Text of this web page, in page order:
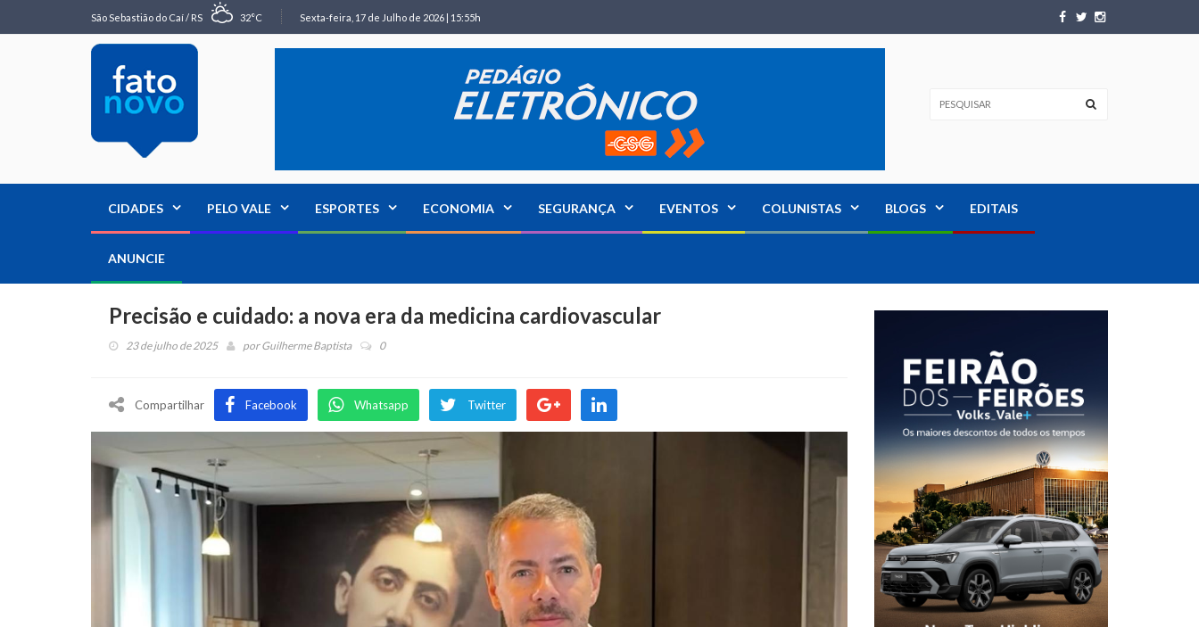
São Sebastião do Caí / RS 32°C Sexta-feira, 17 de Julho de 2026 | 15:55h
CIDADES PELO VALE ESPORTES ECONOMIA SEGURANÇA EVENTOS COLUNISTAS BLOGS EDITAIS
ANUNCIE
Precisão e cuidado: a nova era da medicina cardiovascular
23 de julho de 2025 porGuilherme Baptista 0
Compartilhar Facebook Whatsapp Twitter